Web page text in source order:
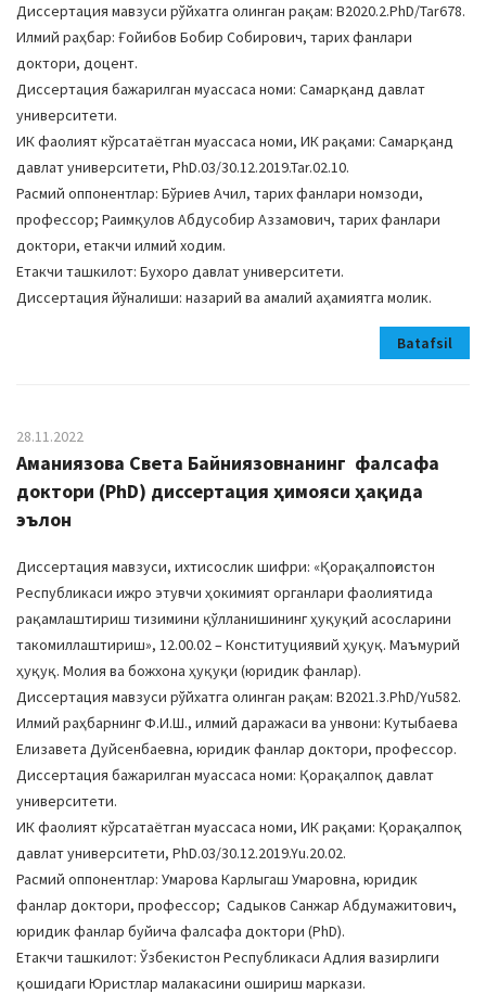
Диссертация мавзуси рўйхатга олинган рақам: В2020.2.PhD/Tar678.
Илмий раҳбар: Ғойибов Бобир Собирович, тарих фанлари
доктори, доцент.
Диссертация бажарилган муассаса номи: Самарқанд давлат
университети.
ИК фаолият кўрсатаётган муассаса номи, ИК рақами: Самарқанд
давлат университети, PhD.03/30.12.2019.Tar.02.10.
Расмий оппонентлар: Бўриев Ачил, тарих фанлари номзоди,
профессор; Раимқулов Абдусобир Аззамович, тарих фанлари
доктори, етакчи илмий ходим.
Етакчи ташкилот: Бухоро давлат университети.
Диссертация йўналиши: назарий ва амалий аҳамиятга молик.
Batafsil
28.11.2022
Аманиязова Света Байниязовнанинг фалсафа
доктори (PhD) диссертация ҳимояси ҳақида
эълон
Диссертация мавзуси, ихтисослик шифри: «Қорақалпоғистон
Республикаси ижро этувчи ҳокимият органлари фаолиятида
рақамлаштириш тизимини қўлланишининг ҳуқуқий асосларини
такомиллаштириш», 12.00.02 – Конституциявий ҳуқуқ. Маъмурий
ҳуқуқ. Молия ва божхона ҳуқуқи (юридик фанлар).
Диссертация мавзуси рўйхатга олинган рақам: В2021.3.PhD/Yu582.
Илмий раҳбарнинг Ф.И.Ш., илмий даражаси ва унвони: Кутыбаева
Елизавета Дуйсенбаевна, юридик фанлар доктори, профессор.
Диссертация бажарилган муассаса номи: Қорақалпоқ давлат
университети.
ИК фаолият кўрсатаётган муассаса номи, ИК рақами: Қорақалпоқ
давлат университети, PhD.03/30.12.2019.Yu.20.02.
Расмий оппонентлар: Умарова Карлыгаш Умаровна, юридик
фанлар доктори, профессор; Садыков Санжар Абдумажитович,
юридик фанлар буйича фалсафа доктори (PhD).
Етакчи ташкилот: Ўзбекистон Республикаси Адлия вазирлиги
қошидаги Юристлар малакасини ошириш маркази.